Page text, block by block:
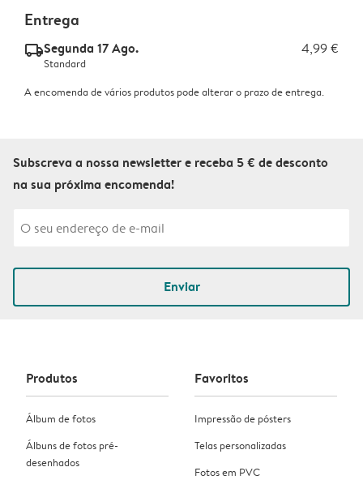
Entrega
delivery_standard_v2Segunda 17 Ago. 4,99 €
Standard
A encomenda de vários produtos pode alterar o prazo de entrega.
Subscreva a nossa newsletter e receba 5 € de desconto
na sua próxima encomenda!
Enviar
Produtos
Álbum de fotos
Álbuns de fotos pré-
desenhados
Favoritos
Impressão de pósters
Telas personalizadas
Fotos em PVC